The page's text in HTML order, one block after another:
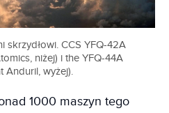
skrzydłowi. CCS YFQ-42A
niżej) i the YFQ-44A
Anduril, wyżej).
1000 maszyn tego